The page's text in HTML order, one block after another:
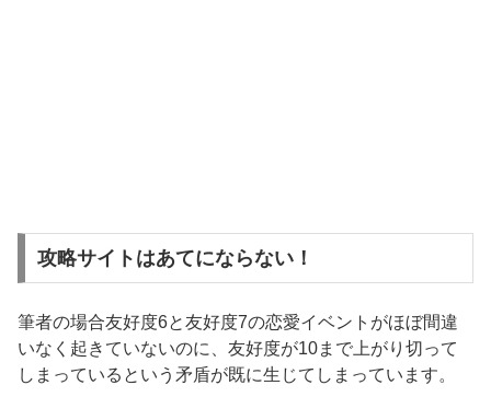
攻略サイトはあてにならない！
筆者の場合友好度6と友好度7の恋愛イベントがほぼ間違
いなく起きていないのに、友好度が10まで上がり切って
しまっているという矛盾が既に生じてしまっています。